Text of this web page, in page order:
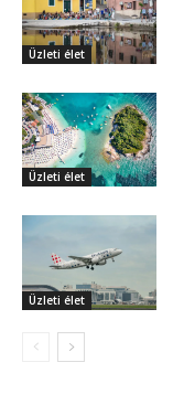
Üzleti élet
Üzleti élet
Üzleti élet